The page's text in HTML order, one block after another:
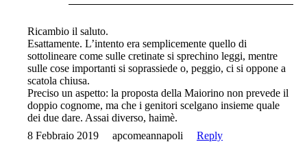
Ricambio il saluto.
Esattamente. L’intento era semplicemente quello di
sottolineare come sulle cretinate si sprechino leggi, mentre
sulle cose importanti si soprassiede o, peggio, ci si oppone a
scatola chiusa.
Preciso un aspetto: la proposta della Maiorino non prevede il
doppio cognome, ma che i genitori scelgano insieme quale
dei due dare. Assai diverso, haimè.
8 Febbraio 2019
apcomeannapoli Reply